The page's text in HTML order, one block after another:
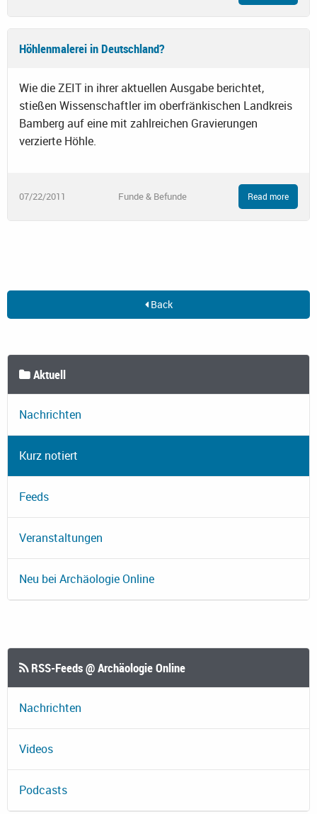
Höhlenmalerei in Deutschland?
Wie die ZEIT in ihrer aktuellen Ausgabe berichtet,
stießen Wissenschaftler im oberfränkischen Landkreis
Bamberg auf eine mit zahlreichen Gravierungen
verzierte Höhle.
07/22/2011 Funde & Befunde Read more
Back
Aktuell
Nachrichten
Kurz notiert
Feeds
Veranstaltungen
Neu bei Archäologie Online
RSS-Feeds @ Archäologie Online
Nachrichten
Videos
Podcasts